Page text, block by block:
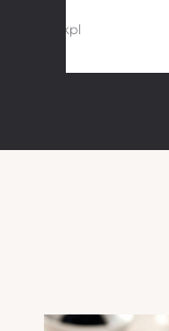
2 kpl